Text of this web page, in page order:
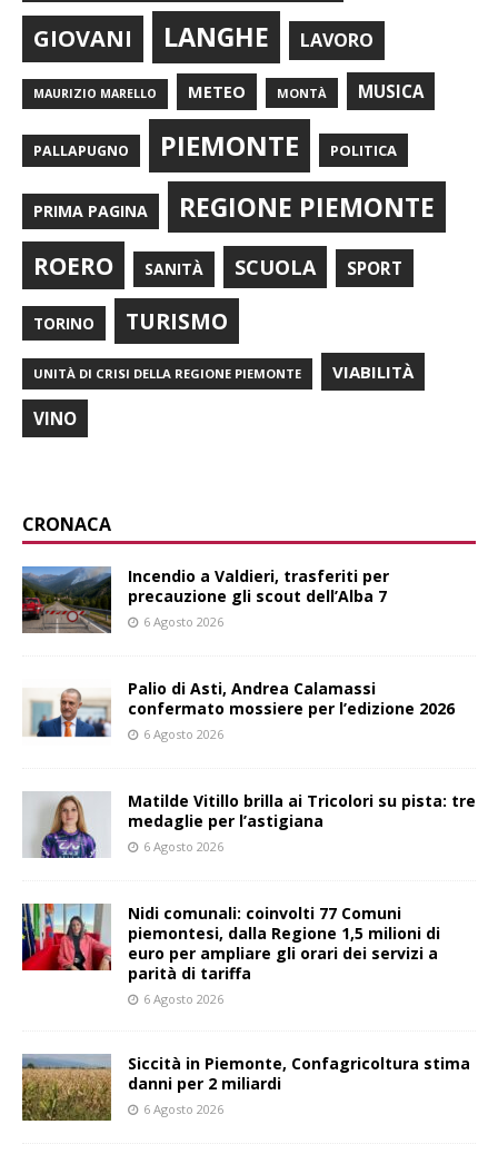
GIOVANI LANGHE LAVORO
MAURIZIO MARELLO METEO MONTÀ MUSICA
PALLAPUGNO PIEMONTE POLITICA
PRIMA PAGINA REGIONE PIEMONTE
ROERO SANITÀ SCUOLA SPORT
TORINO TURISMO
UNITÀ DI CRISI DELLA REGIONE PIEMONTE VIABILITÀ
VINO
CRONACA
Incendio a Valdieri, trasferiti per
precauzione gli scout dell’Alba 7
6 Agosto 2026
Palio di Asti, Andrea Calamassi
confermato mossiere per l’edizione 2026
6 Agosto 2026
Matilde Vitillo brilla ai Tricolori su pista: tre
medaglie per l’astigiana
6 Agosto 2026
Nidi comunali: coinvolti 77 Comuni
piemontesi, dalla Regione 1,5 milioni di
euro per ampliare gli orari dei servizi a
parità di tariffa
6 Agosto 2026
Siccità in Piemonte, Confagricoltura stima
danni per 2 miliardi
6 Agosto 2026